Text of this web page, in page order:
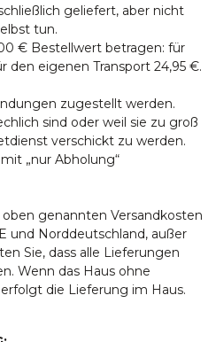
geliefert, aber nicht
tun.
€ Bestellwert betragen: für
den eigenen Transport 24,95 €.
zugestellt werden.
sind oder weil sie zu groß
verschickt zu werden.
„nur Abholung“
oben genannten Versandkosten
und Norddeutschland, außer
Sie, dass alle Lieferungen
Wenn das Haus ohne
die Lieferung im Haus.